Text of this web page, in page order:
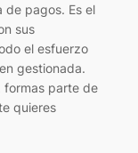
de pagos. Es el
sus
el esfuerzo
gestionada.
formas parte de
quieres